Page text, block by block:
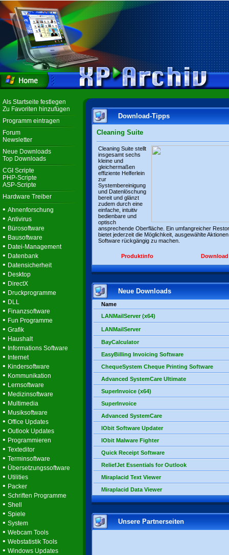
Als Startseite festlegen
Zu Favoriten hinzufügen
Programm eintragen
Forum
Newsletter
Neue Downloads
Top Downloads
CGI Scripte
PHP-Scripte
ASP-Scripte
Hardware Treiber
• Ahnenforschung
• Antivirus
• Bürosoftware
• Bausoftware
• Datei-Management
• Datenbank
• Datensicherheit
• Desktop
• DirectX
• Druckprogramme
• DLL
• Finanzsoftware
• Fun Programme
• Grafik
• Haushalt
• Informations Software
• Internet
• Kindersoftware
• Kommunikation
• Lernsoftware
• Medizinsoftware
• Multimedia
• Musiksoftware
• Office Updates
• Outlook Updates
• Programmieren
• Texteditor
• Terminsoftware
• Übersetzungssoftware
• Utilities
• Packer
• Schriften Programme
• Shell
• Spiele
• System
• Webcam Tools
• Webstatistik Tools
• Windows Updates
Download-Tipps
Cleaning Suite
Cleaning Suite stellt
insgesamt sechs
kleine und
gleichermaßen
effiziente Helferlein
zur
Systembereinigung
und Datenlöschung
bereit und glänzt
zudem durch eine
einfache, intuitiv
bedienbare und
optisch
ansprechende Oberfläche. Ein umfangreicher
bietet jederzeit die Möglichkeit, ausgewählte
Software rückgängig zu machen.
Produktinfo Download
Neue Downloads
Name
LANMailServer (x64)
LANMailServer
BayCalculator
EasyBilling Invoicing Software
ChequeSystem Cheque Printing Software
Advanced SystemCare Ultimate
SuperInvoice (x64)
SuperInvoice
Advanced SystemCare
IObit Software Updater
IObit Malware Fighter
Quick Receipt Software
ReliefJet Essentials for Outlook
Miraplacid Text Viewer
Miraplacid Data Viewer
Unsere Partnerseiten